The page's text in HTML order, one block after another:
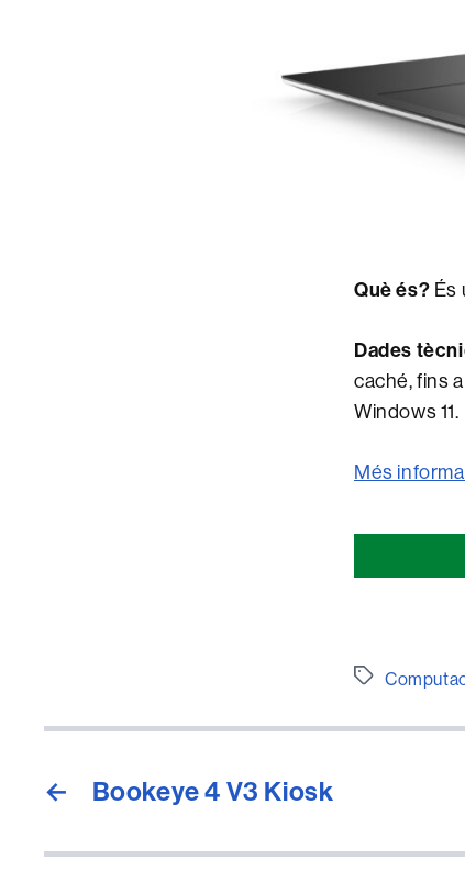
Què és? És
Dades
caché, fins
Windows 11.
Més
Etiquetes
← Bookeye 4 V3 Kiosk